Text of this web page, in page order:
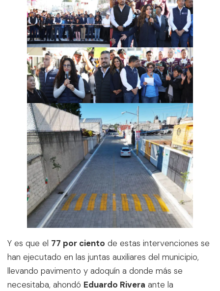
Y es que el 77 por ciento de estas intervenciones se
han ejecutado en las juntas auxiliares del municipio,
llevando pavimento y adoquín a donde más se
necesitaba, ahondó Eduardo Rivera ante la